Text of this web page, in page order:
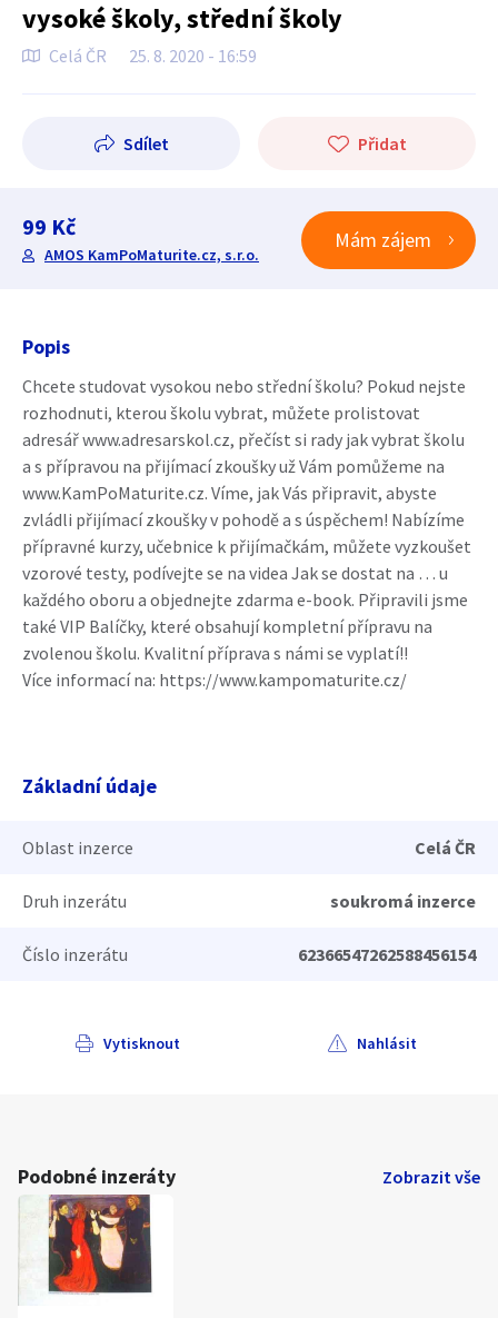
vysoké školy, střední školy
Celá ČR 25. 8. 2020 - 16:59
Sdílet Přidat
99 Kč
AMOS KamPoMaturite.cz, s.r.o.
Mám zájem
Popis
Chcete studovat vysokou nebo střední školu? Pokud nejste
rozhodnuti, kterou školu vybrat, můžete prolistovat
adresář www.adresarskol.cz, přečíst si rady jak vybrat školu
a s přípravou na přijímací zkoušky už Vám pomůžeme na
www.KamPoMaturite.cz. Víme, jak Vás připravit, abyste
zvládli přijímací zkoušky v pohodě a s úspěchem! Nabízíme
přípravné kurzy, učebnice k přijímačkám, můžete vyzkoušet
vzorové testy, podívejte se na videa Jak se dostat na … u
každého oboru a objednejte zdarma e-book. Připravili jsme
také VIP Balíčky, které obsahují kompletní přípravu na
zvolenou školu. Kvalitní příprava s námi se vyplatí!!
Více informací na: https://www.kampomaturite.cz/
Základní údaje
Oblast inzerce Celá ČR
Druh inzerátu soukromá inzerce
Číslo inzerátu 62366547262588456154
Vytisknout Nahlásit
Podobné inzeráty Zobrazit vše